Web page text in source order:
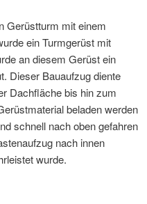
Gerüstturm mit einem
ein Turmgerüst mit
an diesem Gerüst ein
Dieser Bauaufzug diente
Dachfläche bis hin zum
beladen werden
schnell nach oben gefahren
nach innen
wurde.